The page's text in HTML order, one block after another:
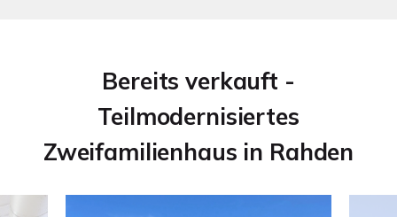
Bereits verkauft -
Teilmodernisiertes
Zweifamilienhaus in Rahden